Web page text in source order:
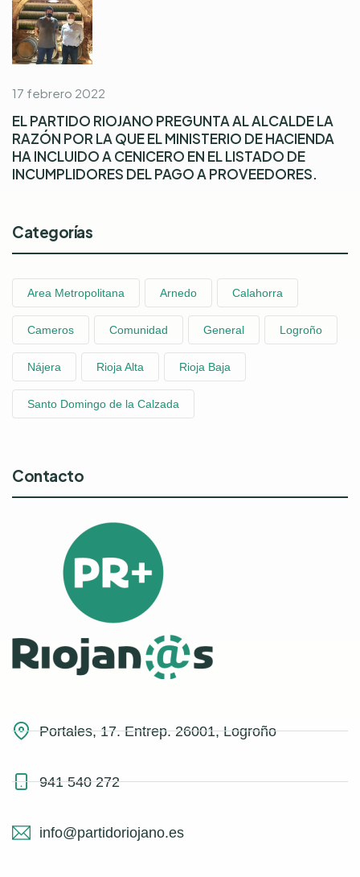
17 febrero 2022
EL PARTIDO RIOJANO PREGUNTA AL ALCALDE LA
RAZÓN POR LA QUE EL MINISTERIO DE HACIENDA
HA INCLUIDO A CENICERO EN EL LISTADO DE
INCUMPLIDORES DEL PAGO A PROVEEDORES.
Categorías
Area Metropolitana Arnedo Calahorra
Cameros Comunidad General Logroño
Nájera Rioja Alta Rioja Baja
Santo Domingo de la Calzada
Contacto
Portales, 17. Entrep. 26001, Logroño
941 540 272
info@partidoriojano.es